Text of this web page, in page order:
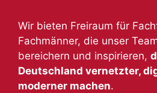
Wir bieten Freiraum für
Fachmänner, die unser
bereichern und inspirieren,
Deutschland vernetzter,
moderner machen.